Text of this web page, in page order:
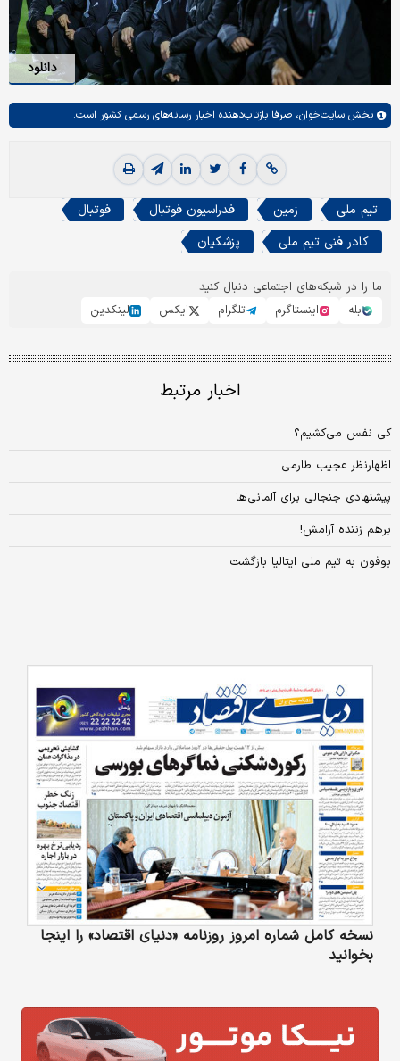
دانلود
بخش سایت‌خوان، صرفا بازتاب‌دهنده اخبار رسانه‌های رسمی کشور است.
تیم ملی زمین فدراسیون فوتبال
فوتبال
کادر فنی تیم ملی
پزشکیان
ما را در شبکه‌های اجتماعی دنبال کنید
بله
اینستاگرم تلگرام ایکس لینکدین
اخبار مرتبط
کی نفس می‌کشیم؟
اظهارنظر عجیب طارمی
پیشنهادی جنجالی برای آلمانی‌ها
برهم زننده آرامش!
بوفون به تیم ملی ایتالیا بازگشت
نسخه کامل شماره امروز روزنامه «دنیای‌ اقتصاد» را اینجا
بخوانید